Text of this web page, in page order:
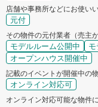
店舗や事務所などにお使い
元付
その物件の元付業者（売主
モデルルーム公開中
オープンハウス開催中
記載のイベントが開催中の
オンライン対応可
オンライン対応可能な物件